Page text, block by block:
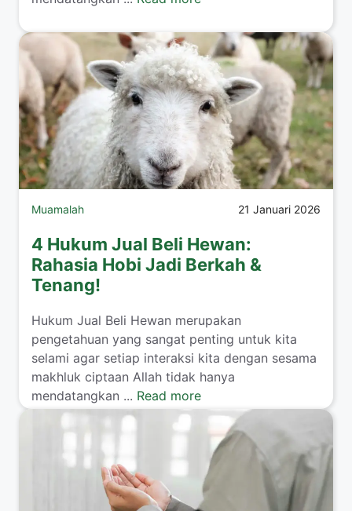
Muamalah 21 Januari 2026
4 Hukum Jual Beli Hewan:
Rahasia Hobi Jadi Berkah &
Tenang!
​Hukum Jual Beli Hewan merupakan
pengetahuan yang sangat penting untuk kita
selami agar setiap interaksi kita dengan sesama
makhluk ciptaan Allah tidak hanya
mendatangkan ... Read more